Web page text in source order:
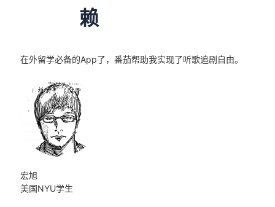
赖
在外留学必备的App了，番茄帮助我实现了听歌追剧自由。
宏旭
美国NYU学生